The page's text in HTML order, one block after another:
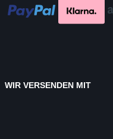
WIR VERSENDEN MIT